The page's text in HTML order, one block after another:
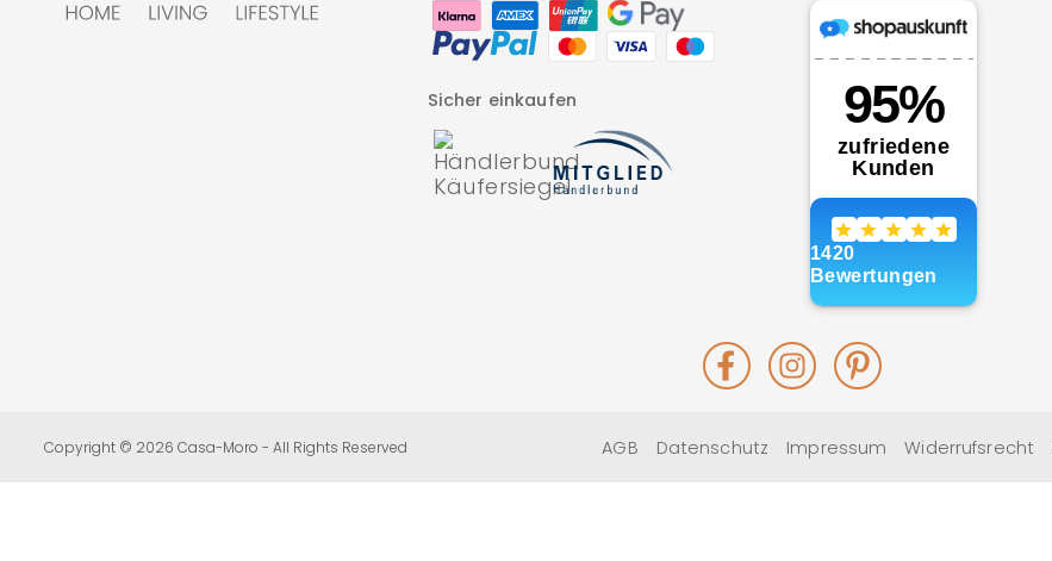
Sicher einkaufen
FacebookInstagramPinterest
des
Copyright © 2026 Casa-Moro - All Rights Reserved AGB Datenschutz Impressum Widerrufsrecht